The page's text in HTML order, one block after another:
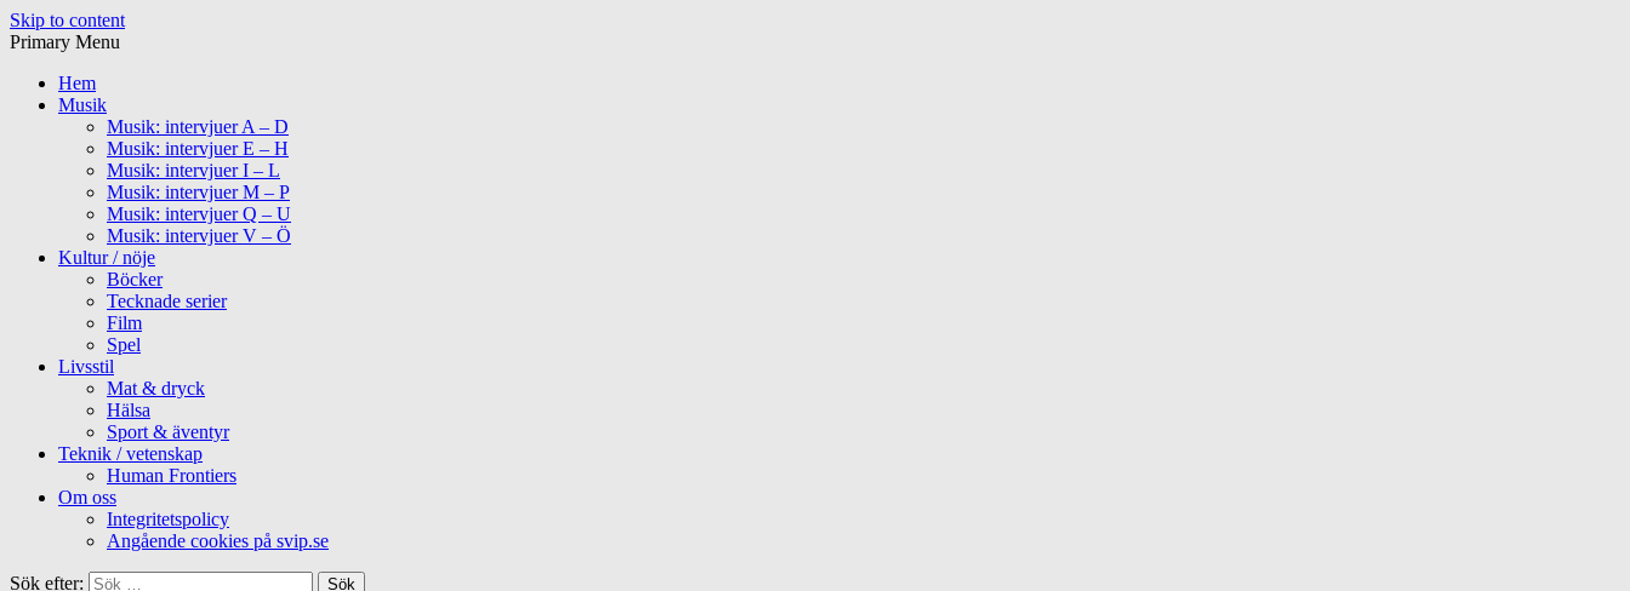
Skip to content
Primary Menu
Hem
Musik
Musik: intervjuer A – D
Musik: intervjuer E – H
Musik: intervjuer I – L
Musik: intervjuer M – P
Musik: intervjuer Q – U
Musik: intervjuer V – Ö
Kultur / nöje
Böcker
Tecknade serier
Film
Spel
Livsstil
Mat & dryck
Hälsa
Sport & äventyr
Teknik / vetenskap
Human Frontiers
Om oss
Integritetspolicy
Angående cookies på svip.se
Sök efter: